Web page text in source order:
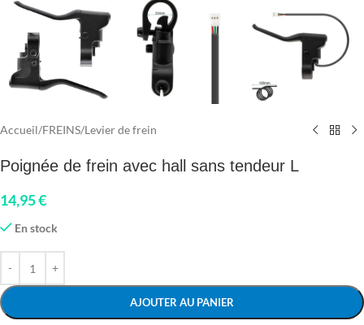
Accueil/FREINS/Levier de frein
Poignée de frein avec hall sans tendeur L
14,95€
En stock
AJOUTER AU PANIER